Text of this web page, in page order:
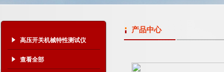
高压开关机械特性测试仪
查看全部
产品中心